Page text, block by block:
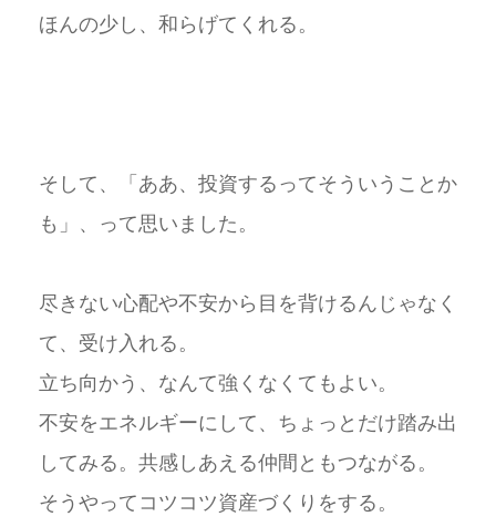
ほんの少し、和らげてくれる。
そして、「ああ、投資するってそういうことか
も」、って思いました。
尽きない心配や不安から目を背けるんじゃなく
て、受け入れる。
立ち向かう、なんて強くなくてもよい。
不安をエネルギーにして、ちょっとだけ踏み出
してみる。共感しあえる仲間ともつながる。
そうやってコツコツ資産づくりをする。